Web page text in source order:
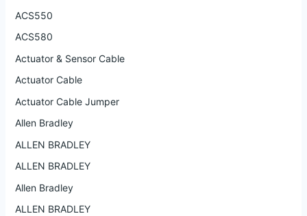
ACS550
ACS580
Actuator & Sensor Cable
Actuator Cable
Actuator Cable Jumper
Allen Bradley
ALLEN BRADLEY
ALLEN BRADLEY
Allen Bradley
ALLEN BRADLEY